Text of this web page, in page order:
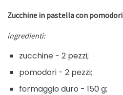
Zucchine in pastella con pomodori
ingredienti:
zucchine - 2 pezzi;
pomodori - 2 pezzi;
formaggio duro - 150 g;